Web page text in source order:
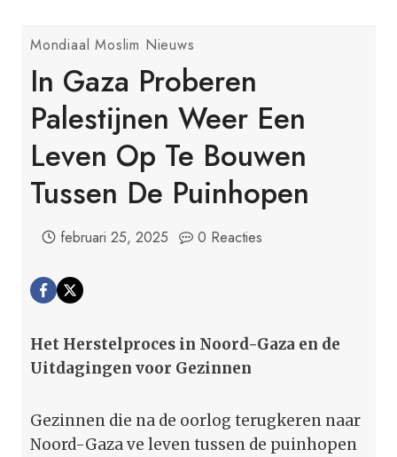
Mondiaal Moslim Nieuws
In Gaza Proberen
Palestijnen Weer Een
Leven Op Te Bouwen
Tussen De Puinhopen
februari 25, 2025 0 Reacties
Het Herstelproces in Noord-Gaza en de
Uitdagingen voor Gezinnen
Gezinnen die na de oorlog terugkeren naar
Noord-Gaza ve leven tussen de puinhopen